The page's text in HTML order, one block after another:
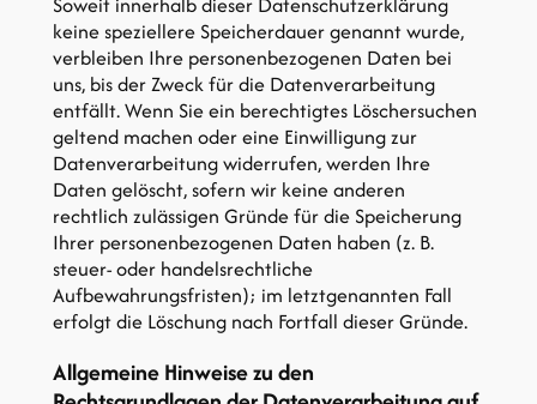
keine speziellere Speicherdauer genannt wurde,
verbleiben Ihre personenbezogenen Daten bei
uns, bis der Zweck für die Datenverarbeitung
entfällt. Wenn Sie ein berechtigtes Löschersuchen
geltend machen oder eine Einwilligung zur
Datenverarbeitung widerrufen, werden Ihre
Daten gelöscht, sofern wir keine anderen
rechtlich zulässigen Gründe für die Speicherung
Ihrer personenbezogenen Daten haben (z. B.
steuer- oder handelsrechtliche
Aufbewahrungsfristen); im letztgenannten Fall
erfolgt die Löschung nach Fortfall dieser Gründe.
Allgemeine Hinweise zu den